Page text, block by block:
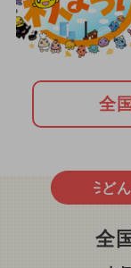
全
ど
全